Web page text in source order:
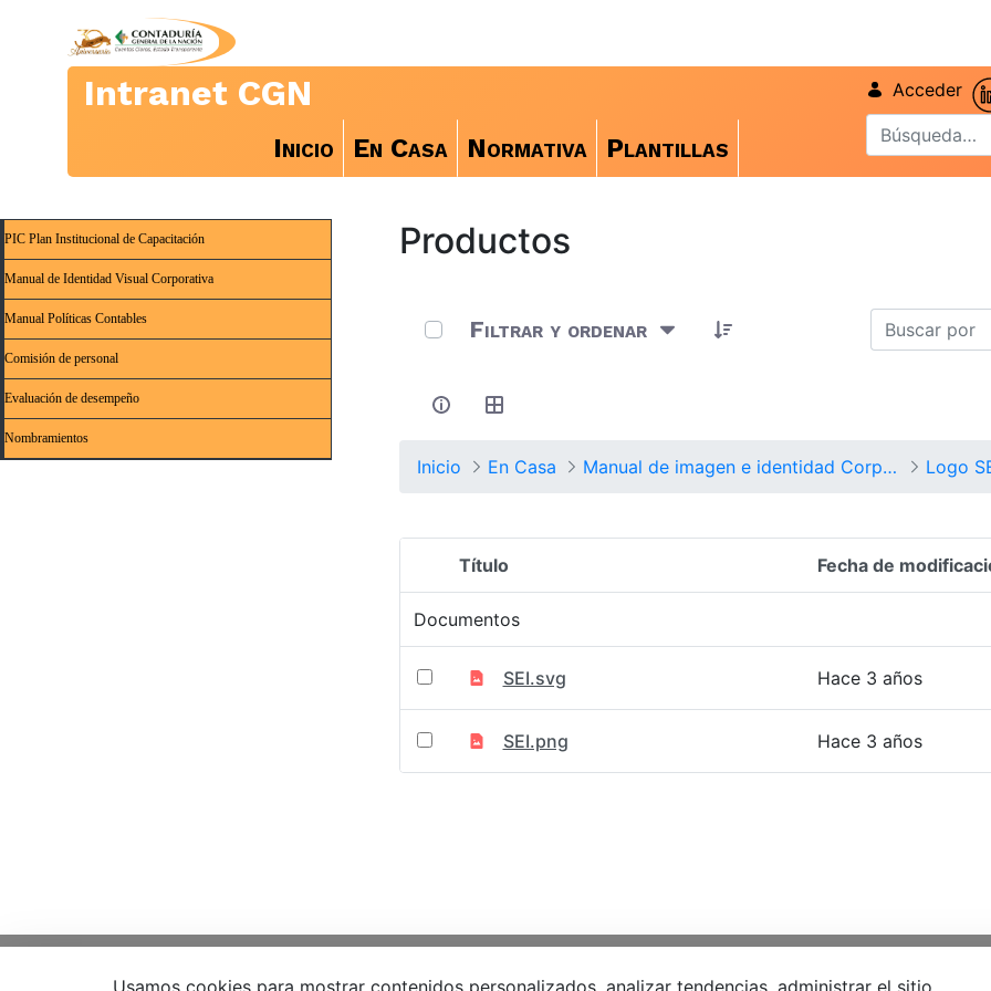
Intranet CGN
Inicio En Casa Normativa Plantillas
Acceder
PIC Plan Institucional de Capacitación
Manual de Identidad Visual Corporativa
Manual Políticas Contables
Comisión de personal
Evaluación de desempeño
Nombramientos
Productos
Filtrar y ordenar
Inicio En Casa Manual de imagen e identidad Corporativa Logo
Selección del elemento
Título
Fecha de
Documentos
SEI.svg Hace 3 años
SEI.png Hace 3 años
EDL Compensar Cootradian Fempha
Usamos cookies para mostrar contenidos personalizados, analizar tendencias, administrar el sitio,